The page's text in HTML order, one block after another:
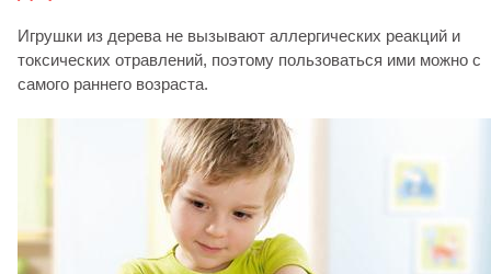
Игрушки из дерева не вызывают аллергических реакций и
токсических отравлений, поэтому пользоваться ими можно с
самого раннего возраста.